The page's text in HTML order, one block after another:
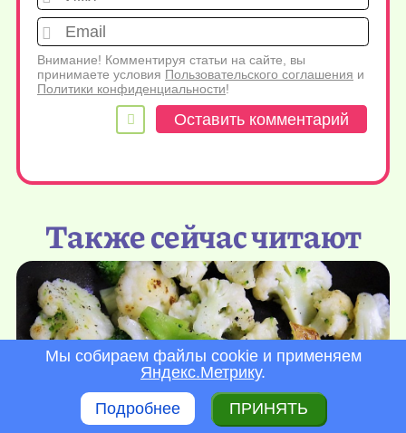
Внимание! Комментируя статьи на сайте, вы
принимаете условия Пользовательского соглашения и
Политики конфиденциальности!
Также сейчас читают
Мы собираем файлы cookie и применяем
Яндекс.Метрику.
Подробнее
ПРИНЯТЬ